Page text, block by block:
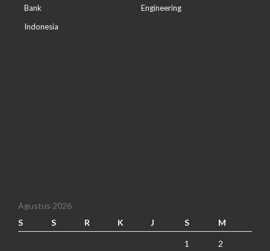
Bank
Indonesia
Engineering
Agustus 2026
S
S R K J S M
1 2